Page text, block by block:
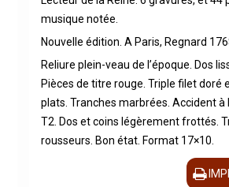
musique notée.
Nouvelle édition. A Paris, Regnard
Reliure plein-veau de l’époque. Dos
Pièces de titre rouge. Triple filet doré
plats. Tranches marbrées. Accident à
T2. Dos et coins légèrement frottés.
rousseurs. Bon état. Format 17×10.